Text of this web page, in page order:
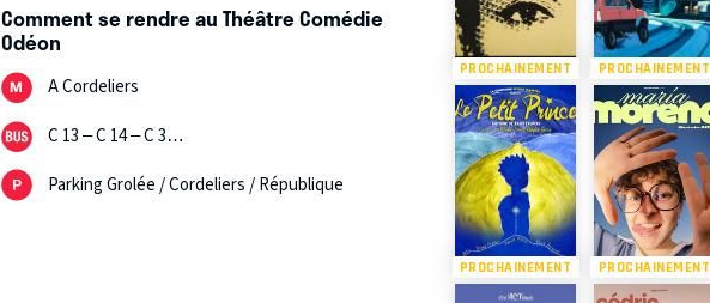
Comment se rendre au Théâtre Comédie
Odéon
A Cordeliers
C 13 – C 14 – C 3…
Parking Grolée / Cordeliers / République
PROCHAINEMENT PROCHAINEMENT
PROCHAINEMENT PROCHAINEMENT